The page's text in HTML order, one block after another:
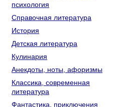
психология
Справочная литература
История
Детская литература
Кулинария
Анекдоты, ноты, афоризмы
Классика, современная
литература
Фантастика, приключения